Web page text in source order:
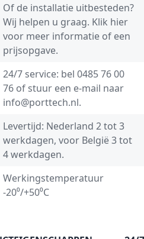
Of de installatie uitbesteden?
Wij helpen u graag. Klik hier
voor meer informatie of een
prijsopgave.
24/7 service: bel 0485 76 00
76 of stuur een e-mail naar
info@porttech.nl.
Levertijd: Nederland 2 tot 3
werkdagen, voor België 3 tot
4 werkdagen.
Werkingstemperatuur
-20⁰/+50⁰C